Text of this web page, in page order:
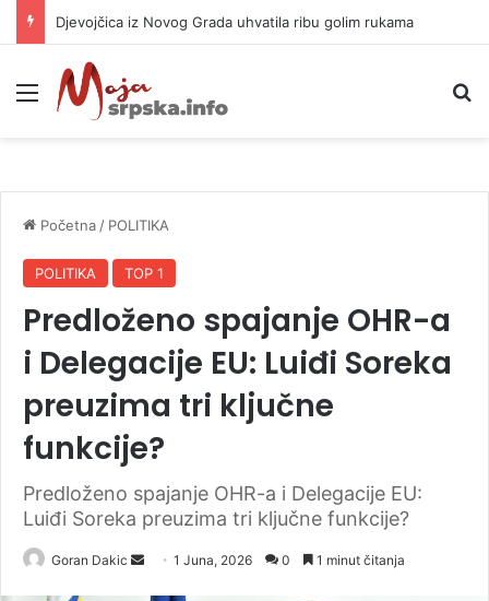
Djevojčica iz Novog Grada uhvatila ribu golim rukama
Meni
Početna / POLITIKA
POLITIKA TOP 1
Predloženo spajanje OHR-a
i Delegacije EU: Luiđi Soreka
preuzima tri ključne
funkcije?
Predloženo spajanje OHR-a i Delegacije EU:
Luiđi Soreka preuzima tri ključne funkcije?
Goran Dakic 1 Juna, 2026 0 1 minut čitanja